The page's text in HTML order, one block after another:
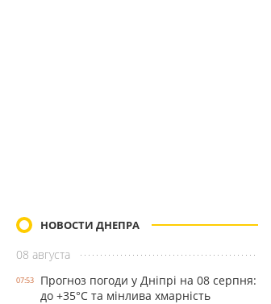
НОВОСТИ ДНЕПРА
08 августа
07:53
Прогноз погоди у Дніпрі на 08 серпня:
до +35°C та мінлива хмарність